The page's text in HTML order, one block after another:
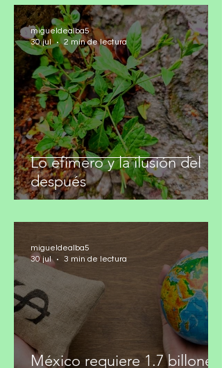
Lo efímero y la ilusión del
después
migueldealba5
30 jul
2 min de lectura
migueldealba5
30 jul
3 min de lectura